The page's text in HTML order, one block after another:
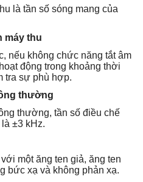
là tần số sóng mang của
máy thu
nếu không chức năng tắt âm
động trong khoảng thời
tra sự phù hợp.
thường
thường, tần số điều chế
±3 kHz.
một ăng ten giả, ăng ten
bức xạ và không phản xạ.